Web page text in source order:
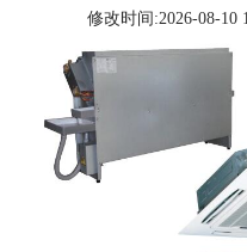
修改时间:2026-08-10